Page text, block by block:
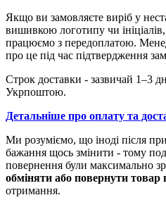
Якщо ви замовляєте виріб у
вишивкою логотипу чи
працюємо з передоплатою.
про це під час підтвердження
Строк доставки - зазвичай 1–3
Укрпоштою.
Детальніше про оплату та
Ми розуміємо, що іноді після
бажання щось змінити - тому
повернення були максимально
обміняти або повернути товар
отримання.